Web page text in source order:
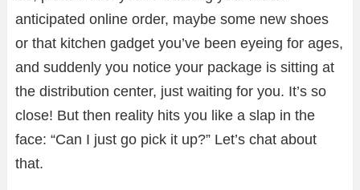
anticipated online order, maybe some new shoes
or that kitchen gadget you’ve been eyeing for ages,
and suddenly you notice your package is sitting at
the distribution center, just waiting for you. It’s so
close! But then reality hits you like a slap in the
face: “Can I just go pick it up?” Let’s chat about
that.